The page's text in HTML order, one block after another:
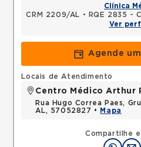
Clínica
CRM 2209/AL • RQE 2835 -
Ver
Agende
Compartilhe
Locais de Atendimento
Centro Médico Arthur
Rua Hugo Correa Paes,
AL, 57052827 •
Mapa